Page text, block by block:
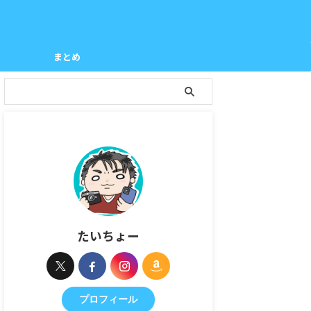
まとめ
たいちょー
プロフィール